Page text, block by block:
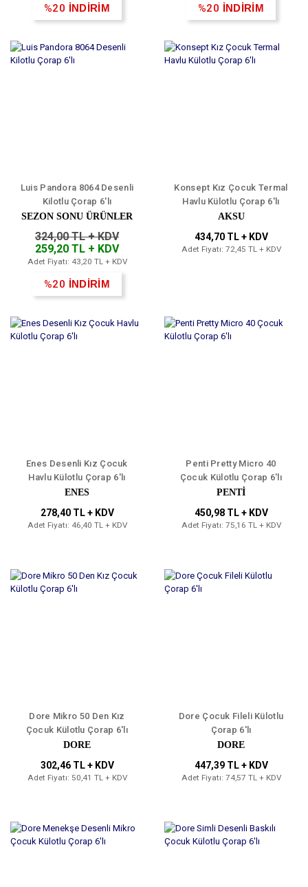
%20 İNDİRİM %20 İNDİRİM
Luis Pandora 8064 Desenli
Kilotlu Çorap 6'lı
SEZON SONU ÜRÜNLER
324,00 TL + KDV
259,20 TL + KDV
Adet Fiyatı: 43,20 TL + KDV
%20 İNDİRİM
Konsept Kız Çocuk Termal
Havlu Külotlu Çorap 6'lı
AKSU
434,70 TL + KDV
Adet Fiyatı: 72,45 TL + KDV
Enes Desenli Kız Çocuk
Havlu Külotlu Çorap 6'lı
ENES
278,40 TL + KDV
Adet Fiyatı: 46,40 TL + KDV
Penti Pretty Micro 40
Çocuk Külotlu Çorap 6'lı
PENTİ
450,98 TL + KDV
Adet Fiyatı: 75,16 TL + KDV
Dore Mikro 50 Den Kız
Çocuk Külotlu Çorap 6'lı
DORE
302,46 TL + KDV
Adet Fiyatı: 50,41 TL + KDV
Dore Çocuk Fileli Külotlu
Çorap 6'lı
DORE
447,39 TL + KDV
Adet Fiyatı: 74,57 TL + KDV